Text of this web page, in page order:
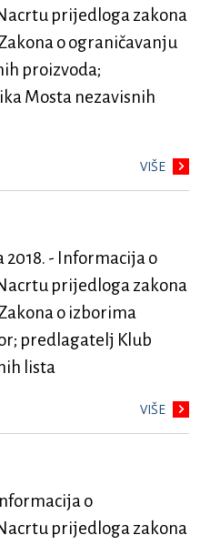
prijedloga zakona
o ograničavanju
proizvoda;
Mosta nezavisnih
VIŠE
2018. - Informacija o
prijedloga zakona
o izborima
predlagatelj Klub
lista
VIŠE
o
prijedloga zakona